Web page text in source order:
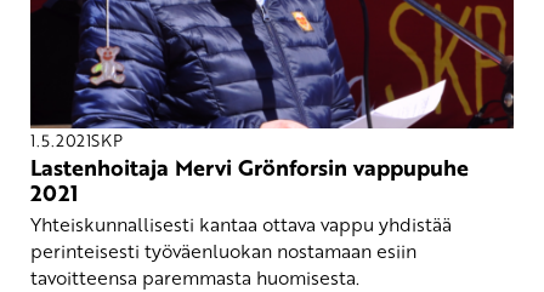
1.5.2021SKP
Lastenhoitaja Mervi Grönforsin vappupuhe
2021
Yhteiskunnallisesti kantaa ottava vappu yhdistää
perinteisesti työväenluokan nostamaan esiin
tavoitteensa paremmasta huomisesta.